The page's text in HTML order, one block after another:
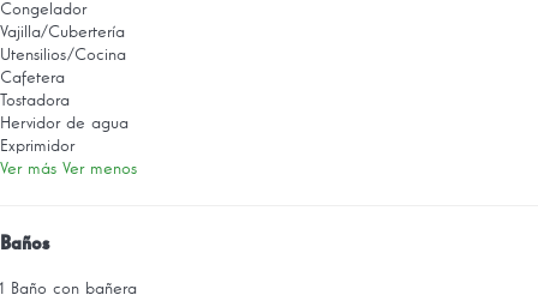
Congelador
Vajilla/Cubertería
Utensilios/Cocina
Cafetera
Tostadora
Hervidor de agua
Exprimidor
Ver más Ver menos
Baños
1 Baño con bañera